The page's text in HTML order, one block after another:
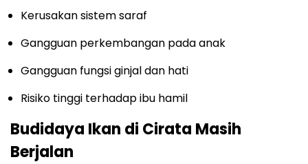
Kerusakan sistem saraf
Gangguan perkembangan pada anak
Gangguan fungsi ginjal dan hati
Risiko tinggi terhadap ibu hamil
Budidaya Ikan di Cirata Masih
Berjalan